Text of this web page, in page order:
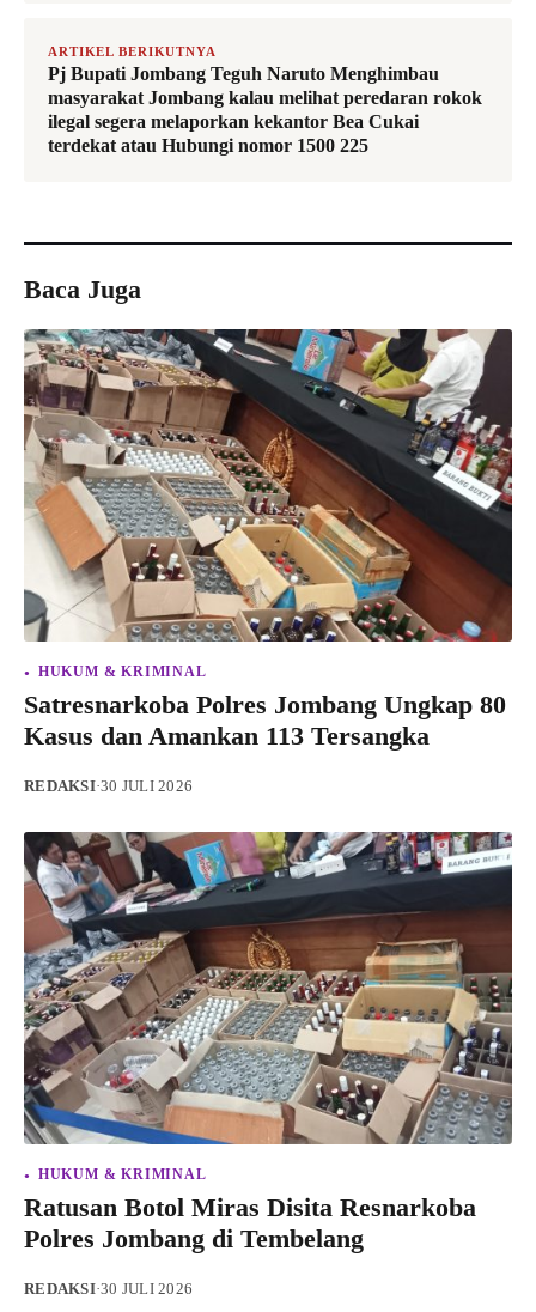
ARTIKEL BERIKUTNYA
Pj Bupati Jombang Teguh Naruto Menghimbau
masyarakat Jombang kalau melihat peredaran rokok
ilegal segera melaporkan kekantor Bea Cukai
terdekat atau Hubungi nomor 1500 225
Baca Juga
HUKUM & KRIMINAL
Satresnarkoba Polres Jombang Ungkap 80
Kasus dan Amankan 113 Tersangka
REDAKSI·30 JULI 2026
HUKUM & KRIMINAL
Ratusan Botol Miras Disita Resnarkoba
Polres Jombang di Tembelang
REDAKSI·30 JULI 2026